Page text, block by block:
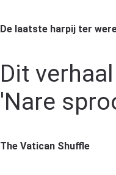
De laatste harpij ter
Dit
'Nare
The Vatican Shuffle